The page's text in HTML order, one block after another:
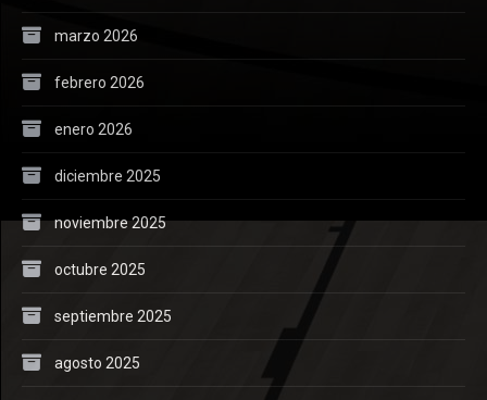
marzo 2026
febrero 2026
enero 2026
diciembre 2025
noviembre 2025
octubre 2025
septiembre 2025
agosto 2025